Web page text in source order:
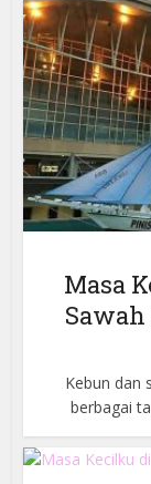
Masa
Kebun dan
berbagai